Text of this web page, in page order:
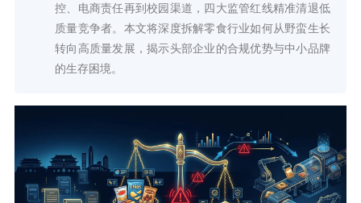
控、电商责任再到校园渠道，四大监管红线精准清退低
质量竞争者。本文将深度拆解零食行业如何从野蛮生长
转向高质量发展，揭示头部企业的合规优势与中小品牌
的生存困境。